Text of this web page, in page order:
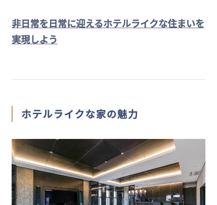
非日常を日常に迎えるホテルライクな住まいを
実現しよう
ホテルライクな家の魅力